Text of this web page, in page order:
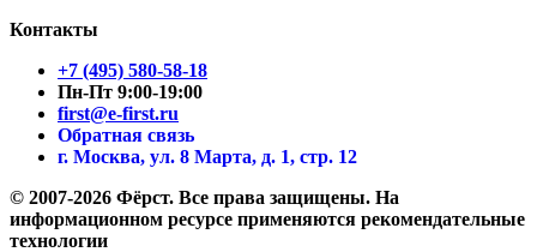
Контакты
+7 (495) 580-58-18
Пн-Пт 9:00-19:00
first@e-first.ru
Обратная связь
г. Москва, ул. 8 Марта, д. 1, стр. 12
© 2007-2026 Фёрст. Все права защищены. На
информационном ресурсе применяются рекомендательные
технологии